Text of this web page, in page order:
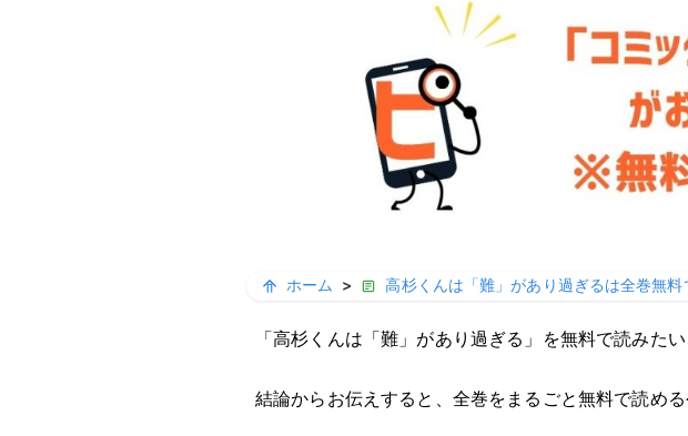
ホーム > 高杉くんは「難」があり過ぎるは全巻無
「高杉くんは「難」があり過ぎる」を無料で読みた
結論からお伝えすると、全巻をまるごと無料で読める